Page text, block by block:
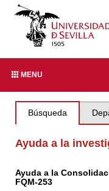
MENU
Búsqueda
Ayuda a la
Ayuda a la
FQM-253